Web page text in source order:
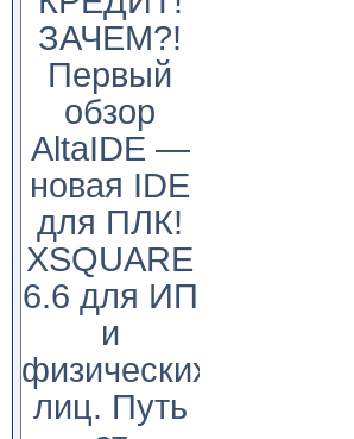
ЗАЧЕМ?!
Первый
обзор
AltaIDE —
новая IDE
для ПЛК!
XSQUARE
6.6 для ИП
и
физических
лиц. Путь